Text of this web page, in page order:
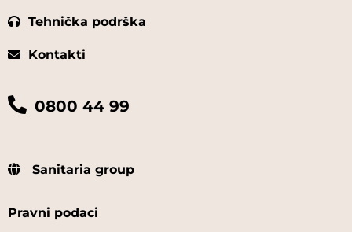
Tehnička podrška
Kontakti
0800 44 99
Sanitaria group
Pravni podaci